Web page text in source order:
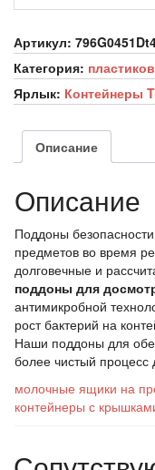
Артикул:
Категория:
Ярлык: Контейнеры
Описание
Описание
Поддоны
предметов во время
долговечные и
поддоны для
антимикробной
рост бактерий на
Наши поддоны для
более чистый процесс
молочные ящики на
контейнеры с